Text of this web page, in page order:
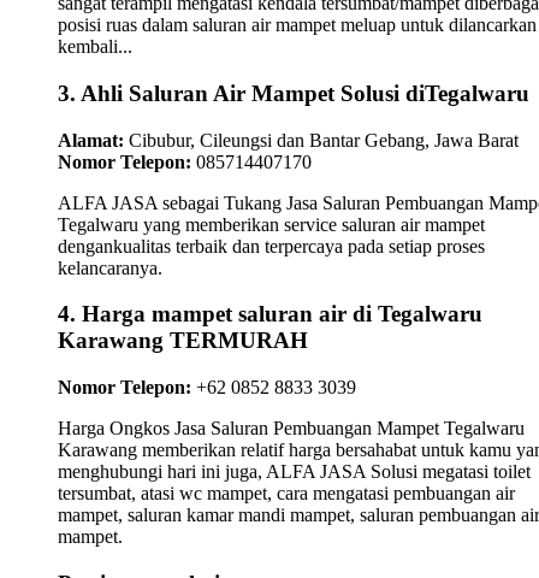
posisi ruas dalam saluran air mampet meluap untuk dilancarkan
kembali...
3. Ahli Saluran Air Mampet Solusi diTegalwaru
Alamat: Cibubur, Cileungsi dan Bantar Gebang, Jawa Barat
Nomor Telepon: 085714407170
ALFA JASA sebagai Tukang Jasa Saluran Pembuangan
Tegalwaru yang memberikan service saluran air mampet
dengankualitas terbaik dan terpercaya pada setiap proses
kelancaranya.
4. Harga mampet saluran air di Tegalwaru
Karawang TERMURAH
Nomor Telepon: +62 0852 8833 3039
Harga Ongkos Jasa Saluran Pembuangan Mampet Tegalwaru
Karawang memberikan relatif harga bersahabat untuk kamu
menghubungi hari ini juga, ALFA JASA Solusi megatasi toilet
tersumbat, atasi wc mampet, cara mengatasi pembuangan air
mampet, saluran kamar mandi mampet, saluran pembuangan air
mampet.